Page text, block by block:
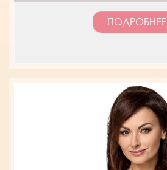
ПОДРОБНЕЕ